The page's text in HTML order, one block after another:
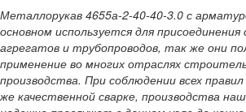
Металлорукав 4655а-2-40-40-3.0 с
основном используется для
агрегатов и трубопроводов, так же они
применение во многих отраслях
производства. При соблюдении всех
же качественной сварке, производства